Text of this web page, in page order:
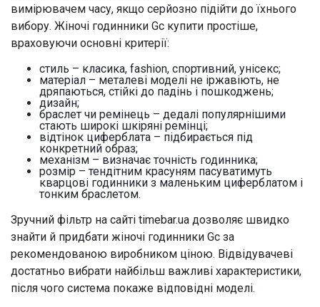
вимірювачем часу, якщо серйозно підійти до їхнього
вибору. Жіночі годинники Gc купити простіше,
враховуючи основні критерії:
стиль – класика, fashion, спортивний, унісекс;
матеріал – металеві моделі не іржавіють, не
дряпаються, стійкі до падінь і пошкоджень;
дизайн;
браслет чи ремінець – дедалі популярнішими
стають широкі шкіряні ремінці;
відтінок циферблата – підбирається під
конкретний образ;
механізм – визначає точність годинника;
розмір – тендітним красуням пасуватимуть
кварцові годинники з маленьким циферблатом і
тонким браслетом.
Зручний фільтр на сайті timebar.ua дозволяє швидко
знайти й придбати жіночі годинники Gc за
рекомендованою виробником ціною. Відвідувачеві
достатньо вибрати найбільш важливі характеристики,
після чого система покаже відповідні моделі.